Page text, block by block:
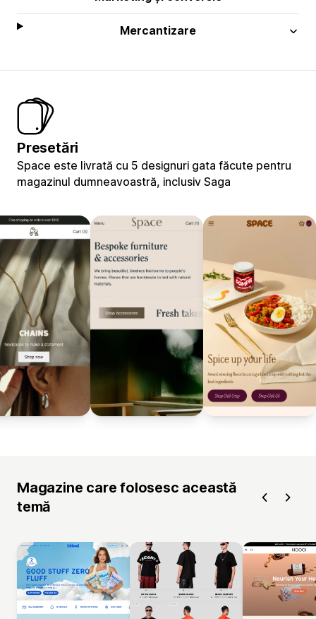
Mercantizare
Presetări
Space este livrată cu 5 designuri gata făcute pentru
magazinul dumneavoastră, inclusiv Saga
Magazine care folosesc această
temă